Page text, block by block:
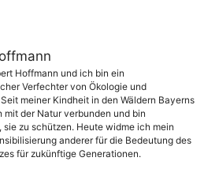
Hoffmann und ich bin ein
Verfechter von Ökologie und
meiner Kindheit in den Wäldern Bayerns
mit der Natur verbunden und bin
sie zu schützen. Heute widme ich mein
anderer für die Bedeutung des
für zukünftige Generationen.